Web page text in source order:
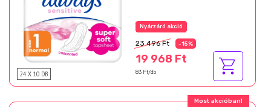
24 X 10 DB
Nyárzáró akció
23 496 Ft -15%
19 968 Ft
83 Ft/db
Most akcióban!